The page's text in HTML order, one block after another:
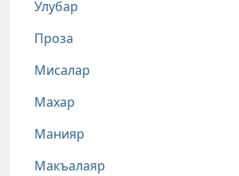
Улубар
Проза
Мисалар
Махар
Манияр
Макъалаяр